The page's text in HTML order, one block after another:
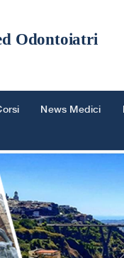
Odontoiatri
News Medici